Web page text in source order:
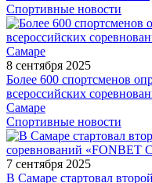
Спортивные новости
8 сентября 2025
Более 600 спортсменов
всероссийских
Самаре
Спортивные новости
7 сентября 2025
В Самаре стартовал